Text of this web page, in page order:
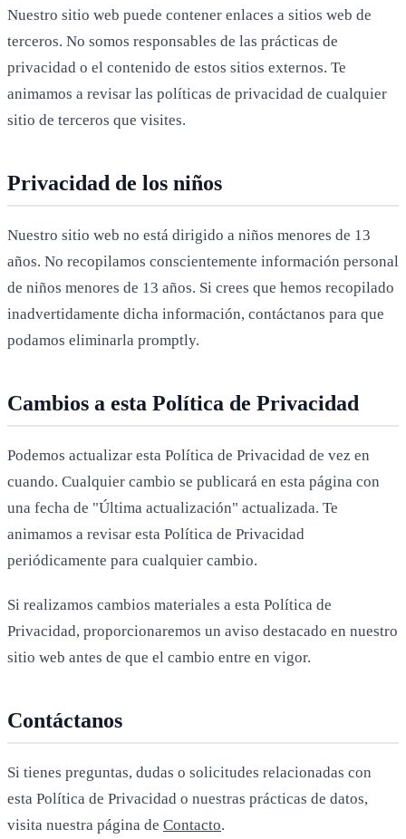
Nuestro sitio web puede contener enlaces a sitios web de
terceros. No somos responsables de las prácticas de
privacidad o el contenido de estos sitios externos. Te
animamos a revisar las políticas de privacidad de cualquier
sitio de terceros que visites.
Privacidad de los niños
Nuestro sitio web no está dirigido a niños menores de 13
años. No recopilamos conscientemente información personal
de niños menores de 13 años. Si crees que hemos recopilado
inadvertidamente dicha información, contáctanos para que
podamos eliminarla promptly.
Cambios a esta Política de Privacidad
Podemos actualizar esta Política de Privacidad de vez en
cuando. Cualquier cambio se publicará en esta página con
una fecha de "Última actualización" actualizada. Te
animamos a revisar esta Política de Privacidad
periódicamente para cualquier cambio.
Si realizamos cambios materiales a esta Política de
Privacidad, proporcionaremos un aviso destacado en nuestro
sitio web antes de que el cambio entre en vigor.
Contáctanos
Si tienes preguntas, dudas o solicitudes relacionadas con
esta Política de Privacidad o nuestras prácticas de datos,
visita nuestra página de Contacto.